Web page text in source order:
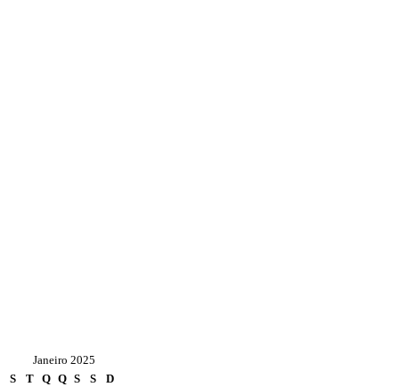
Janeiro 2025
S
T Q Q S S
D